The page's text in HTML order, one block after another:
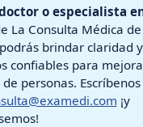
o especialista
La Consulta Médica
brindar claridad
confiables para
personas. Escríbenos
¡y